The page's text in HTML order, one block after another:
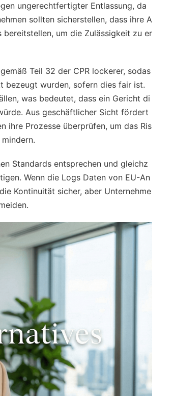
ungerechtfertigter Entlassung, da
sollten sicherstellen, dass ihre A
um die Zulässigkeit zu er
Teil 32 der CPR lockerer, sodas
bezeugt wurden, sofern dies fair ist.
was bedeutet, dass ein Gericht di
Aus geschäftlicher Sicht fördert
ihre Prozesse überprüfen, um das Ris
Standards entsprechen und gleichz
Wenn die Logs Daten von EU-An
Kontinuität sicher, aber Unternehme